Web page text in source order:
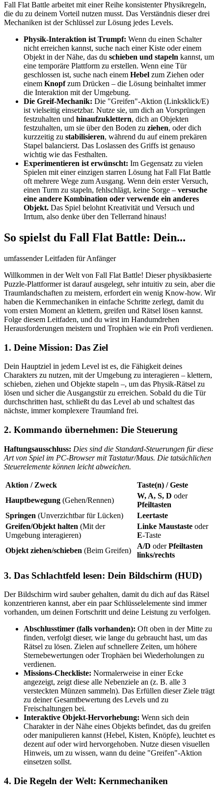
Fall Flat Battle arbeitet mit einer Reihe konsistenter Physikregeln,
die du zu deinem Vorteil nutzen musst. Das Verständnis dieser drei
Mechaniken ist der Schlüssel zur Lösung jedes Levels.
Physik-Interaktion ist Trumpf: Wenn du einen Schalter
nicht erreichen kannst, suche nach einer Kiste oder einem
Objekt in der Nähe, das du schieben und stapeln kannst, um
eine temporäre Plattform zu erstellen. Wenn eine Tür
geschlossen ist, suche nach einem Hebel zum Ziehen oder
einem Knopfzum Drücken – die Lösung beinhaltet immer
die Interaktion mit der Umgebung.
Die Greif-Mechanik: Die "Greifen"-Aktion (Linksklick/E)
ist vielseitig einsetzbar. Nutze sie, um dich an Vorsprüngen
festzuhalten und hinaufzuklettern, dich an Objekten
festzuhalten, um sie über den Boden zu ziehen, oder dich
kurzzeitig zu stabilisieren, während du auf einem prekären
Stapel balancierst. Das Loslassen des Griffs ist genauso
wichtig wie das Festhalten.
Experimentieren ist erwünscht: Im Gegensatz zu vielen
Spielen mit einer einzigen starren Lösung hat Fall Flat Battle
oft mehrere Wege zum Ausgang. Wenn dein erster Versuch,
einen Turm zu stapeln, fehlschlägt, keine Sorge – versuche
eine andere Kombination oder verwende ein anderes
Objekt. Das Spiel belohnt Kreativität und Versuch und
Irrtum, also denke über den Tellerrand hinaus!
So spielst du Fall Flat Battle: Dein...
umfassender Leitfaden für Anfänger
Willkommen in der Welt von Fall Flat Battle! Dieser physikbasierte
Puzzle-Plattformer ist darauf ausgelegt, sehr intuitiv zu sein, aber die
Traumlandschaften zu meistern, erfordert ein wenig Know-how. Wir
haben die Kernmechaniken in einfache Schritte zerlegt, damit du
vom ersten Moment an klettern, greifen und Rätsel lösen kannst.
Folge diesem Leitfaden, und du wirst im Handumdrehen
Herausforderungen meistern und Trophäen wie ein Profi verdienen.
1. Deine Mission: Das Ziel
Dein Hauptziel in jedem Level ist es, die Fähigkeit deines
Charakters zu nutzen, mit der Umgebung zu interagieren – klettern,
schieben, ziehen und Objekte stapeln –, um das Physik-Rätsel zu
lösen und sicher die Ausgangstür zu erreichen. Sobald du die Tür
durchschritten hast, schließt du das Level ab und schaltest das
nächste, immer komplexere Traumland frei.
2. Kommando übernehmen: Die Steuerung
Haftungsausschluss: Dies sind die Standard-Steuerungen für diese
Art von Spiel im PC-Browser mit Tastatur/Maus. Die tatsächlichen
Steuerelemente können leicht abweichen.
Aktion / Zweck
Taste(n) / Geste
Hauptbewegung (Gehen/Rennen)
W, A, S, D oder
Pfeiltasten
Springen (Unverzichtbar für Lücken)
Leertaste
Greifen/Objekt halten (Mit der
Umgebung interagieren)
Linke Maustaste oder
E-Taste
Objekt ziehen/schieben (Beim Greifen)
A/D oderPfeiltasten
links/rechts
3. Das Schlachtfeld lesen: Dein Bildschirm (HUD)
Der Bildschirm wird sauber gehalten, damit du dich auf das Rätsel
konzentrieren kannst, aber ein paar Schlüsselelemente sind immer
vorhanden, um deinen Fortschritt und deine Leistung zu verfolgen.
Abschlusstimer (falls vorhanden): Oft oben in der Mitte zu
finden, verfolgt dieser, wie lange du gebraucht hast, um das
Rätsel zu lösen. Zielen auf schnellere Zeiten, um höhere
Sternebewertungen oder Trophäen bei Wiederholungen zu
verdienen.
Missions-Checkliste: Normalerweise in einer Ecke
angezeigt, zeigt diese alle Nebenziele an (z. B. alle 3
versteckten Münzen sammeln). Das Erfüllen dieser Ziele trägt
zu deiner Gesamtbewertung des Levels und zu
Freischaltungen bei.
Interaktive Objekt-Hervorhebung: Wenn sich dein
Charakter in der Nähe eines Objekts befindet, das du greifen
oder manipulieren kannst (Hebel, Kisten, Knöpfe), leuchtet es
dezent auf oder wird hervorgehoben. Nutze diesen visuellen
Hinweis, um zu wissen, wann du deine "Greifen"-Aktion
einsetzen sollst.
4. Die Regeln der Welt: Kernmechaniken